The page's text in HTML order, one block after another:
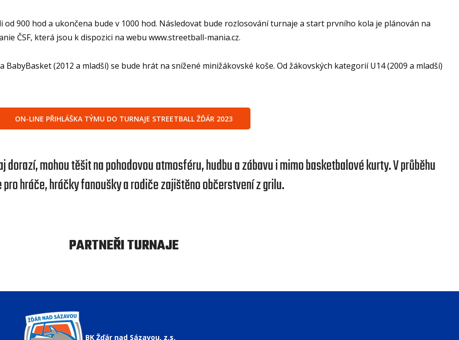
900 hod a ukončena bude v 1000 hod. Následovat bude rozlosování turnaje a start prvního kola je plánován na
ČSF, která jsou k dispozici na webu www.streetball-mania.cz.
(2012 a mladší) se bude hrát na snížené minižákovské koše. Od žákovských kategorií U14 (2009 a mladší)
ON-LINE PŘIHLÁŠKA TÝMU DO TURNAJE STREETBALL ŽĎÁR 2023
dorazí, mohou těšit na pohodovou atmosféru, hudbu a zábavu i mimo basketbalové kurty. V průběhu
hráče, hráčky fanoušky a rodiče zajištěno občerstvení z grilu.
PARTNEŘI TURNAJE
BK Žďár nad Sázavou, z.s.